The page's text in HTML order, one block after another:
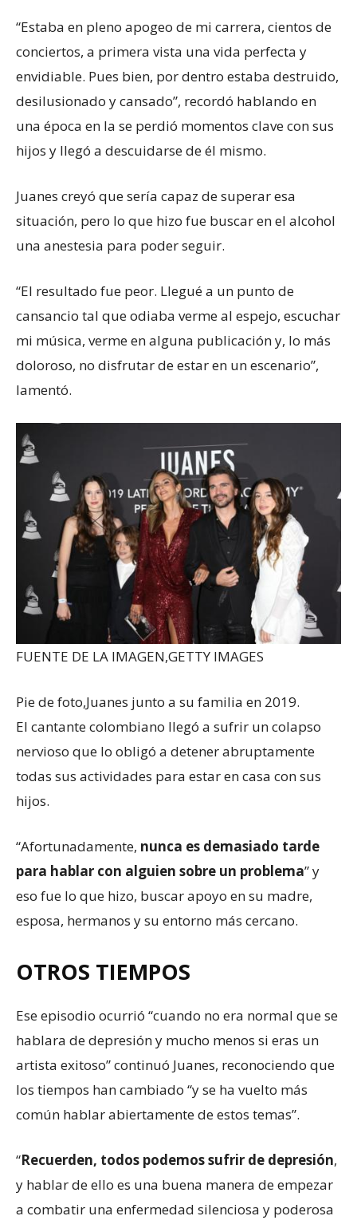
“Estaba en pleno apogeo de mi carrera, cientos de
conciertos, a primera vista una vida perfecta y
envidiable. Pues bien, por dentro estaba destruido,
desilusionado y cansado”, recordó hablando en
una época en la se perdió momentos clave con sus
hijos y llegó a descuidarse de él mismo.
Juanes creyó que sería capaz de superar esa
situación, pero lo que hizo fue buscar en el alcohol
una anestesia para poder seguir.
“El resultado fue peor. Llegué a un punto de
cansancio tal que odiaba verme al espejo, escuchar
mi música, verme en alguna publicación y, lo más
doloroso, no disfrutar de estar en un escenario”,
lamentó.
FUENTE DE LA IMAGEN,GETTY IMAGES
Pie de foto,Juanes junto a su familia en 2019.
El cantante colombiano llegó a sufrir un colapso
nervioso que lo obligó a detener abruptamente
todas sus actividades para estar en casa con sus
hijos.
“Afortunadamente, nunca es demasiado tarde
para hablar con alguien sobre un problema” y
eso fue lo que hizo, buscar apoyo en su madre,
esposa, hermanos y su entorno más cercano.
OTROS TIEMPOS
Ese episodio ocurrió “cuando no era normal que se
hablara de depresión y mucho menos si eras un
artista exitoso” continuó Juanes, reconociendo que
los tiempos han cambiado “y se ha vuelto más
común hablar abiertamente de estos temas”.
“Recuerden, todos podemos sufrir de depresión,
y hablar de ello es una buena manera de empezar
a combatir una enfermedad silenciosa y poderosa